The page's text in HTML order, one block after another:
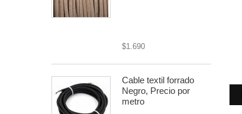
$1.690
Cable textil forrado
Negro, Precio por
metro